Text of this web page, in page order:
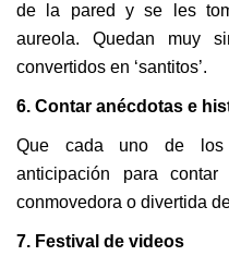
de la pared y se les
aureola. Quedan muy
convertidos en ‘santitos’.
6. Contar anécdotas e
Que cada uno de los
anticipación para contar
conmovedora o divertida
7. Festival de videos